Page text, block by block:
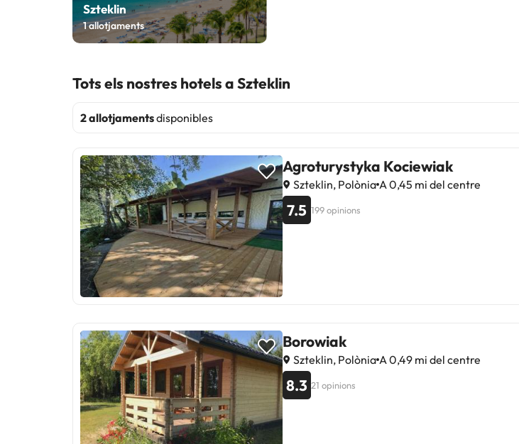
Szteklin
1allotjaments
Tots els nostres hotels a Szteklin
2 allotjamentsdisponibles
Agroturystyka Kociewiak
Szteklin, Polònia A 0,45 mi del centre
7.5 199 opinions
Borowiak
Szteklin, Polònia A 0,49 mi del centre
8.3 21 opinions